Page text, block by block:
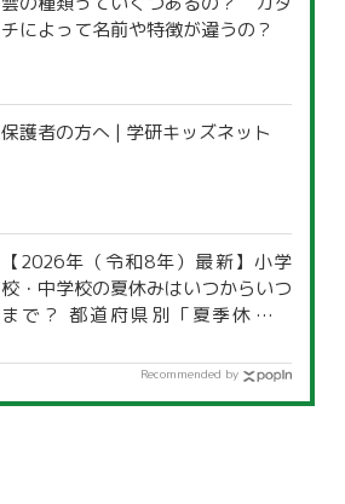
チによって名前や特徴が違うの？
保護者の方へ | 学研キッズネット
【2026年（令和8年）最新】小学
校・中学校の夏休みはいつからいつ
まで？ 都道府県別「夏季休暇一
Recommended by